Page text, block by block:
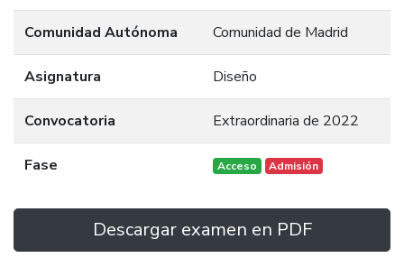
Comunidad Autónoma Comunidad de Madrid
Asignatura Diseño
Convocatoria Extraordinaria de 2022
Fase Acceso Admisión
Descargar examen en PDF